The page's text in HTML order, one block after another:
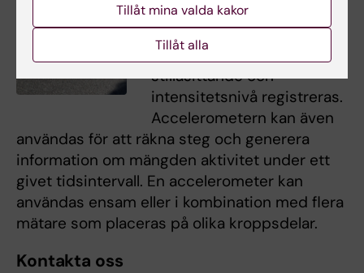
fysisk aktivitet. Med
accelerometern Actigraph
kan tid i rörelse, tid i
stillasittande och
intensitetsnivå registreras.
Accelerometern kan även
användas för att räkna steg och generera
information om mängden aktivitet under ett
givet tidsintervall. En accelerometer kan
användas ensam eller i kombination med flera
mätare som placeras på olika kroppsdelar.
Kontakta oss
Tillåt mina valda kakor
Tillåt alla